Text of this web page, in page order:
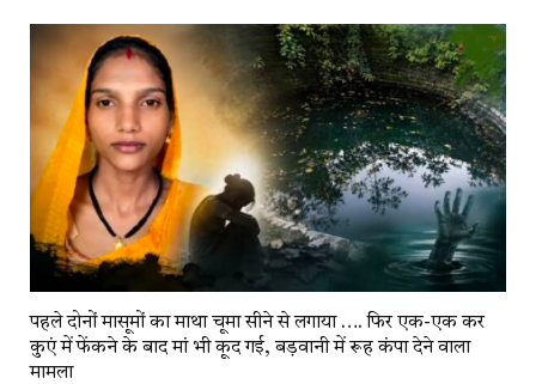
पहले दोनों मासूमों का माथा चूमा सीने से लगाया …. फिर एक-एक कर
कुएं में फेंकने के बाद मां भी कूद गई, बड़वानी में रूह कंपा देने वाला
मामला